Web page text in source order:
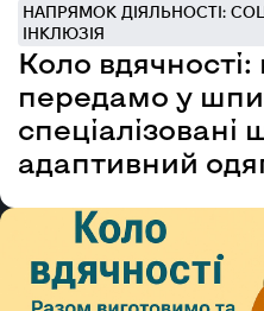
НАПРЯМОК ДІЯЛЬНОСТІ:
ІНКЛЮЗІЯ
Коло
передамо у
спеціалізовані
адаптивний